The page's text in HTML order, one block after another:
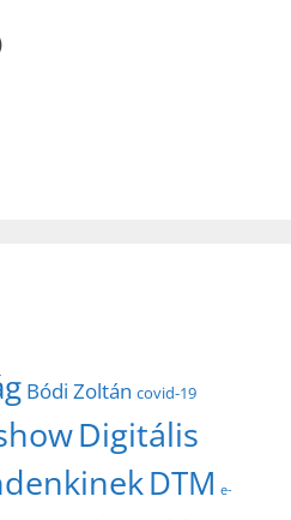
Bódi Zoltán covid-19
Digitális
DTM e-